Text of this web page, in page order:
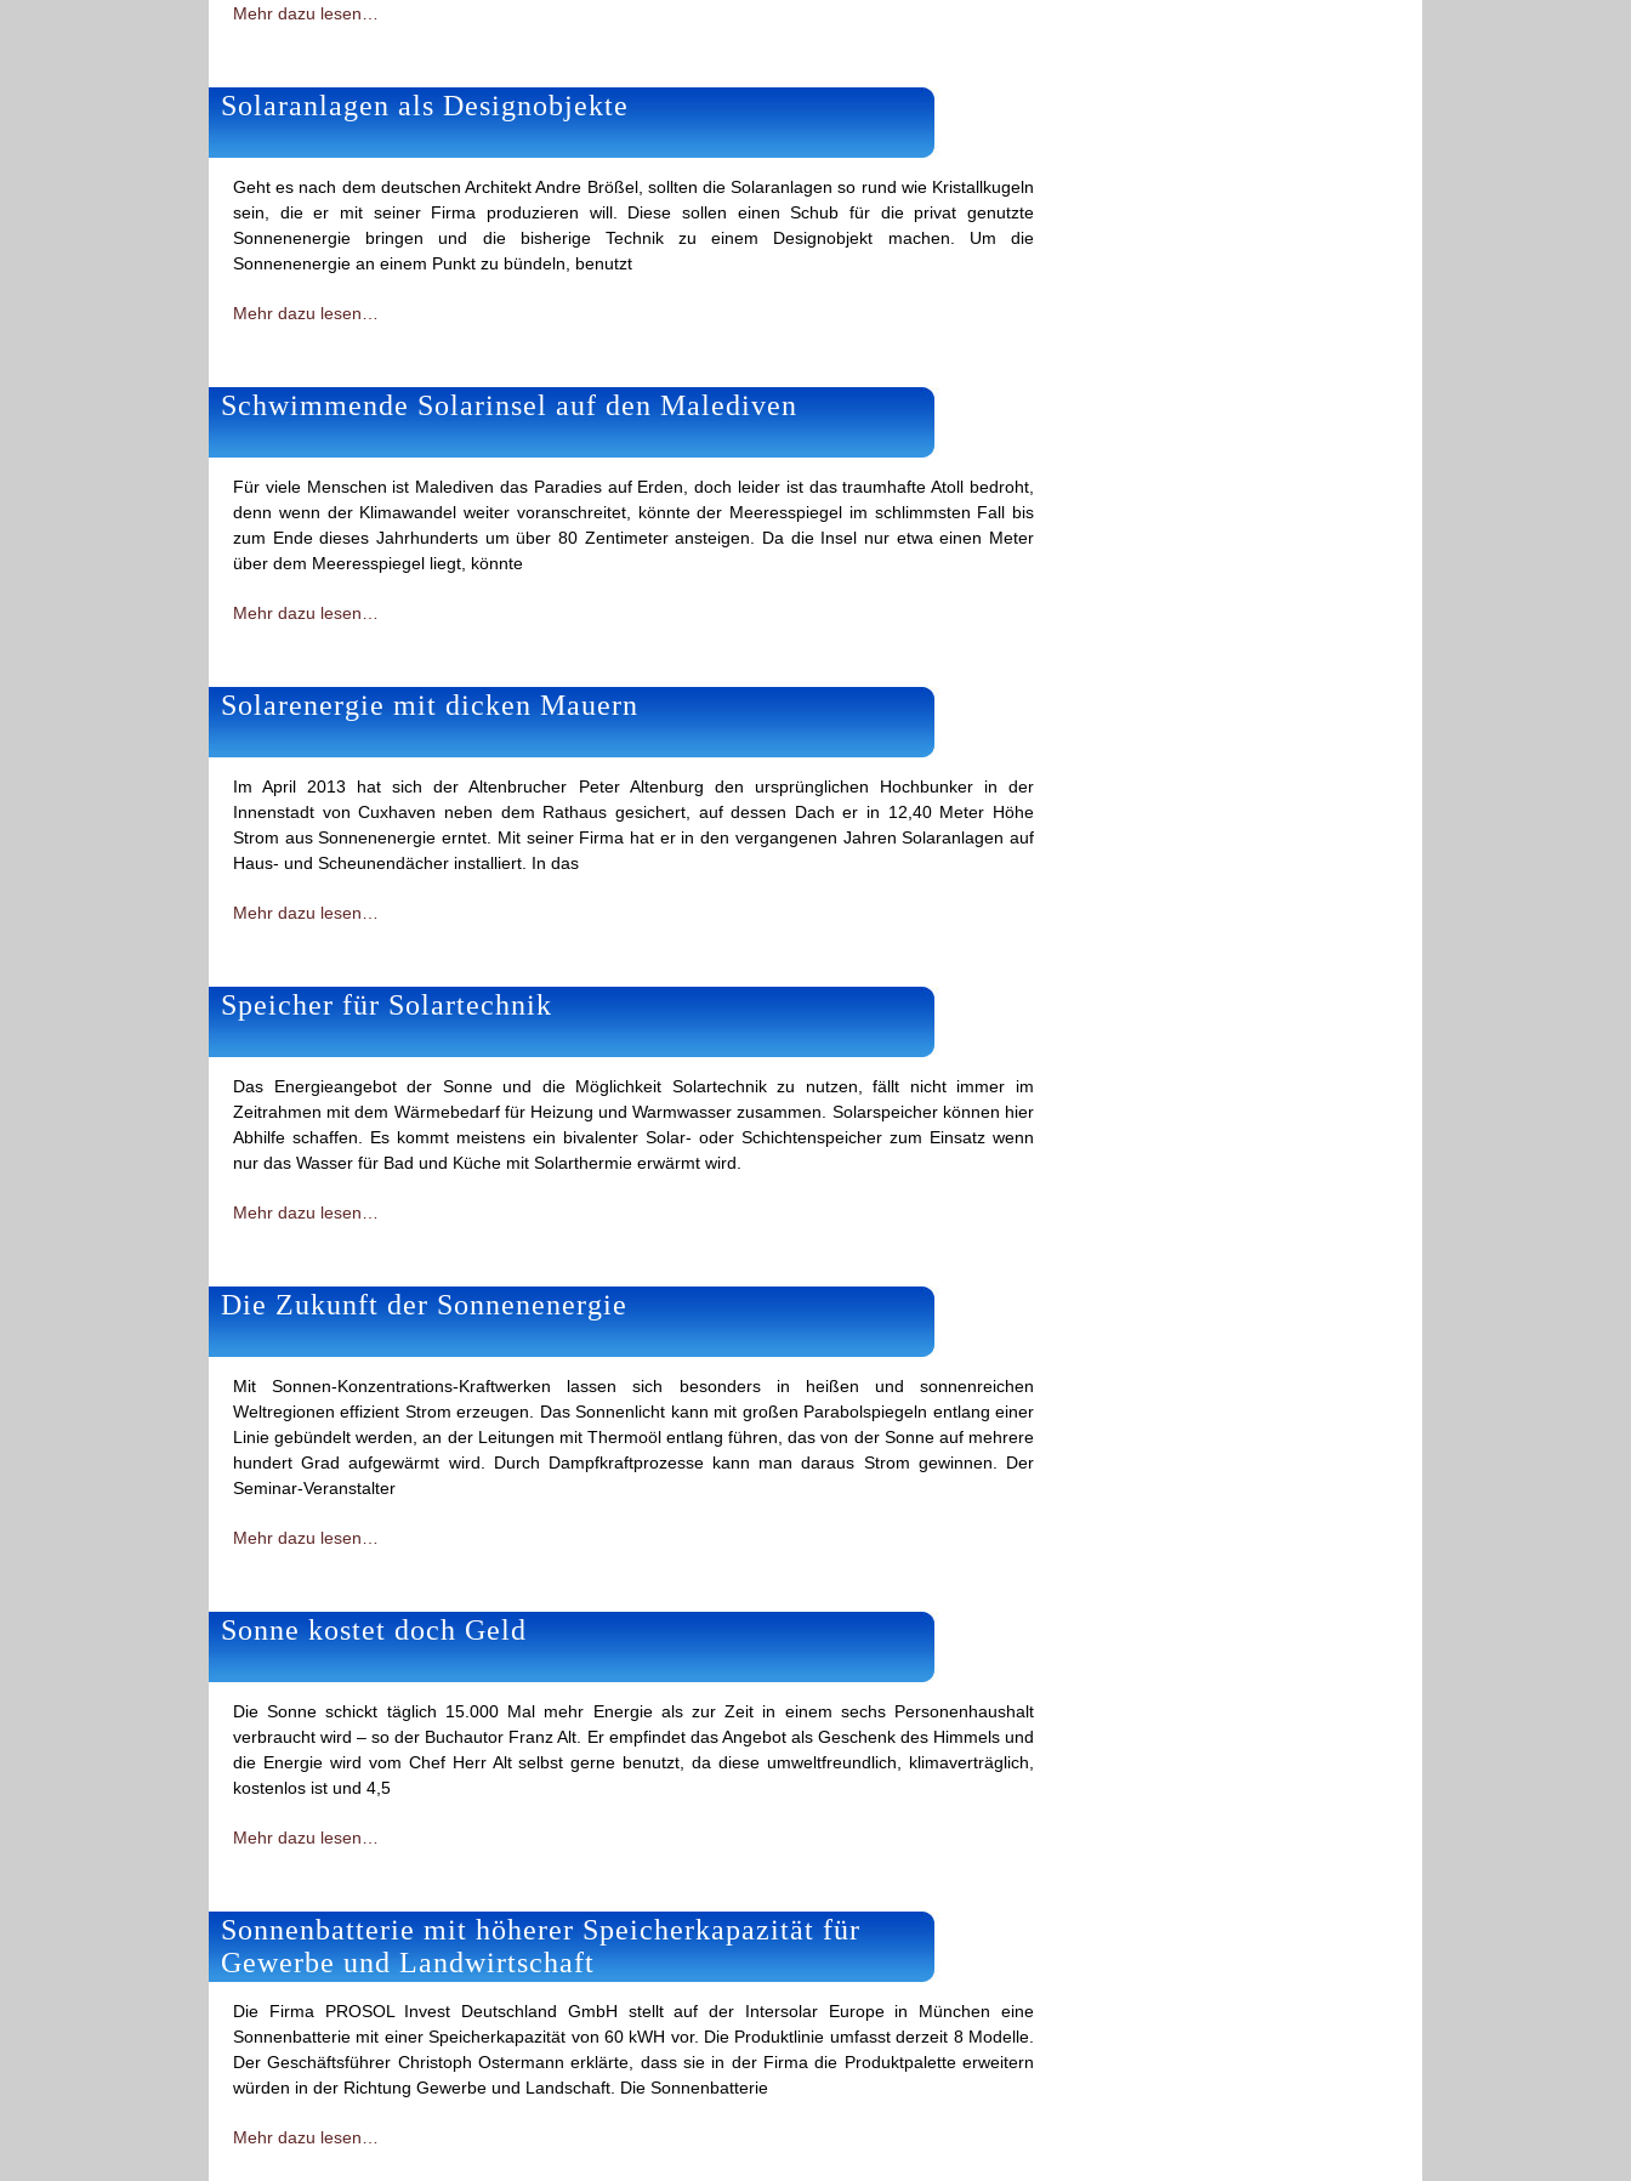
Mehr dazu lesen…
Solaranlagen als Designobjekte
Geht es nach dem deutschen Architekt Andre Brößel, sollten die Solaranlagen so rund wie Kristallkugeln
sein, die er mit seiner Firma produzieren will. Diese sollen einen Schub für die privat genutzte
Sonnenenergie bringen und die bisherige Technik zu einem Designobjekt machen. Um die
Sonnenenergie an einem Punkt zu bündeln, benutzt
Mehr dazu lesen…
Schwimmende Solarinsel auf den Malediven
Für viele Menschen ist Malediven das Paradies auf Erden, doch leider ist das traumhafte Atoll bedroht,
denn wenn der Klimawandel weiter voranschreitet, könnte der Meeresspiegel im schlimmsten Fall bis
zum Ende dieses Jahrhunderts um über 80 Zentimeter ansteigen. Da die Insel nur etwa einen Meter
über dem Meeresspiegel liegt, könnte
Mehr dazu lesen…
Solarenergie mit dicken Mauern
Im April 2013 hat sich der Altenbrucher Peter Altenburg den ursprünglichen Hochbunker in der
Innenstadt von Cuxhaven neben dem Rathaus gesichert, auf dessen Dach er in 12,40 Meter Höhe
Strom aus Sonnenenergie erntet. Mit seiner Firma hat er in den vergangenen Jahren Solaranlagen auf
Haus- und Scheunendächer installiert. In das
Mehr dazu lesen…
Speicher für Solartechnik
Das Energieangebot der Sonne und die Möglichkeit Solartechnik zu nutzen, fällt nicht immer im
Zeitrahmen mit dem Wärmebedarf für Heizung und Warmwasser zusammen. Solarspeicher können hier
Abhilfe schaffen. Es kommt meistens ein bivalenter Solar- oder Schichtenspeicher zum Einsatz wenn
nur das Wasser für Bad und Küche mit Solarthermie erwärmt wird.
Mehr dazu lesen…
Die Zukunft der Sonnenenergie
Mit Sonnen-Konzentrations-Kraftwerken lassen sich besonders in heißen und sonnenreichen
Weltregionen effizient Strom erzeugen. Das Sonnenlicht kann mit großen Parabolspiegeln entlang einer
Linie gebündelt werden, an der Leitungen mit Thermoöl entlang führen, das von der Sonne auf mehrere
hundert Grad aufgewärmt wird. Durch Dampfkraftprozesse kann man daraus Strom gewinnen. Der
Seminar-Veranstalter
Mehr dazu lesen…
Sonne kostet doch Geld
Die Sonne schickt täglich 15.000 Mal mehr Energie als zur Zeit in einem sechs Personenhaushalt
verbraucht wird – so der Buchautor Franz Alt. Er empfindet das Angebot als Geschenk des Himmels und
die Energie wird vom Chef Herr Alt selbst gerne benutzt, da diese umweltfreundlich, klimaverträglich,
kostenlos ist und 4,5
Mehr dazu lesen…
Sonnenbatterie mit höherer Speicherkapazität für
Gewerbe und Landwirtschaft
Die Firma PROSOL Invest Deutschland GmbH stellt auf der Intersolar Europe in München eine
Sonnenbatterie mit einer Speicherkapazität von 60 kWH vor. Die Produktlinie umfasst derzeit 8 Modelle.
Der Geschäftsführer Christoph Ostermann erklärte, dass sie in der Firma die Produktpalette erweitern
würden in der Richtung Gewerbe und Landschaft. Die Sonnenbatterie
Mehr dazu lesen…